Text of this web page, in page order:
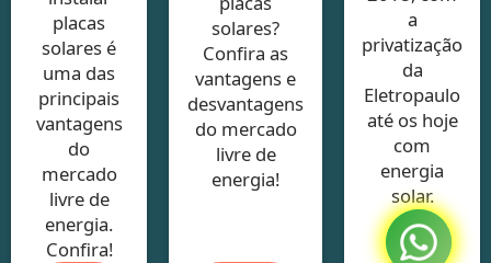
placas
solares é
uma das
principais
vantagens
do
mercado
livre de
energia.
Confira!
solares?
Confira as
vantagens e
desvantagens
do mercado
livre de
energia!
a
privatização
da
Eletropaulo
até os hoje
com
energia
solar.